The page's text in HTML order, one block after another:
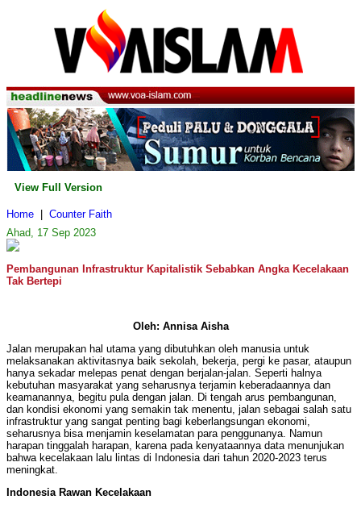
View Full Version
Home
Counter Faith
Ahad, 17 Sep 2023
Pembangunan Infrastruktur Kapitalistik Sebabkan Angka Kecelakaan
Tak Bertepi
Oleh: Annisa Aisha
Jalan merupakan hal utama yang dibutuhkan oleh manusia untuk
melaksanakan aktivitasnya baik sekolah, bekerja, pergi ke pasar, ataupun
hanya sekadar melepas penat dengan berjalan-jalan. Seperti halnya
kebutuhan masyarakat yang seharusnya terjamin keberadaannya dan
keamanannya, begitu pula dengan jalan. Di tengah arus pembangunan,
dan kondisi ekonomi yang semakin tak menentu, jalan sebagai salah satu
infrastruktur yang sangat penting bagi keberlangsungan ekonomi,
seharusnya bisa menjamin keselamatan para penggunanya. Namun
harapan tinggalah harapan, karena pada kenyataannya data menunjukan
bahwa kecelakaan lalu lintas di Indonesia dari tahun 2020-2023 terus
meningkat.
Indonesia Rawan Kecelakaan